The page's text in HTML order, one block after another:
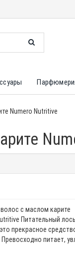
Numero Nutritive
с маслом карите
Питательный
прекрасное
питает,